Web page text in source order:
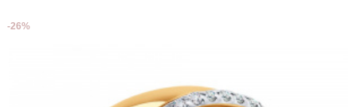
-26%